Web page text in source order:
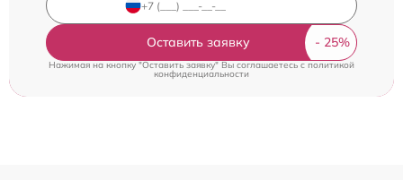
Оставить заявку
Нажимая на кнопку "Оставить заявку" Вы соглашаетесь c политикой
конфиденциальности